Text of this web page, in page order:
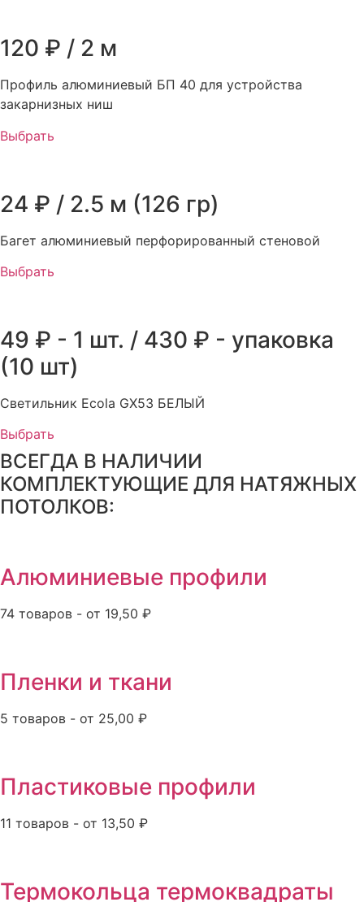
120 ₽ / 2 м
Профиль алюминиевый БП 40 для устройства
закарнизных ниш
Выбрать
24 ₽ / 2.5 м (126 гр)
Багет алюминиевый перфорированный стеновой
Выбрать
49 ₽ - 1 шт. / 430 ₽ - упаковка
(10 шт)
Светильник Ecola GX53 БЕЛЫЙ
Выбрать
ВСЕГДА В НАЛИЧИИ
КОМПЛЕКТУЮЩИЕ ДЛЯ НАТЯЖНЫХ
ПОТОЛКОВ:
Алюминиевые профили
74 товаров - от 19,50 ₽
Пленки и ткани
5 товаров - от 25,00 ₽
Пластиковые профили
11 товаров - от 13,50 ₽
Термокольца термоквадраты